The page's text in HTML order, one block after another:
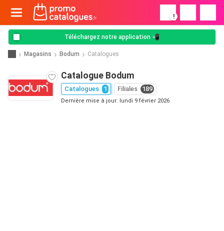
!
Téléchargez notre application 📲
Magasins Bodum Catalogues
Catalogue Bodum
Catalogues 1 Filiales 189
Dernière mise à jour: lundi 9 février 2026